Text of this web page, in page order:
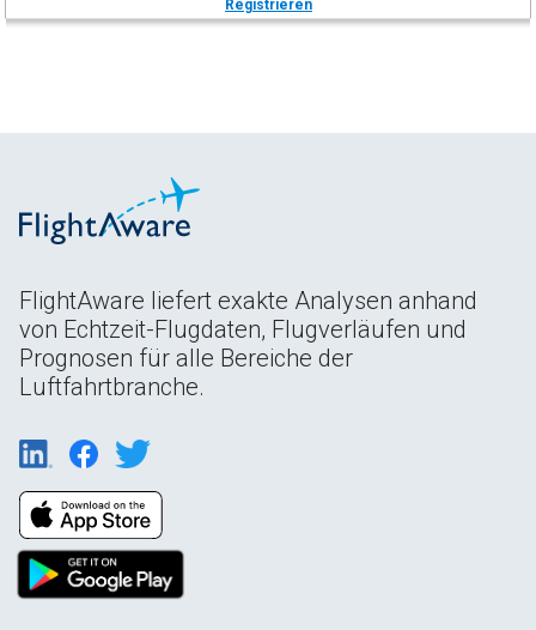
Registrieren
FlightAware liefert exakte Analysen anhand
von Echtzeit-Flugdaten, Flugverläufen und
Prognosen für alle Bereiche der
Luftfahrtbranche.